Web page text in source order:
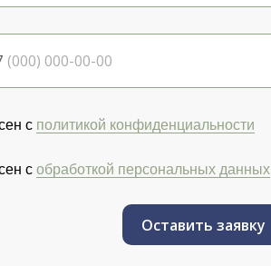
с политикой конфиденциальности
с обработкой персональных данных
Оставить заявку